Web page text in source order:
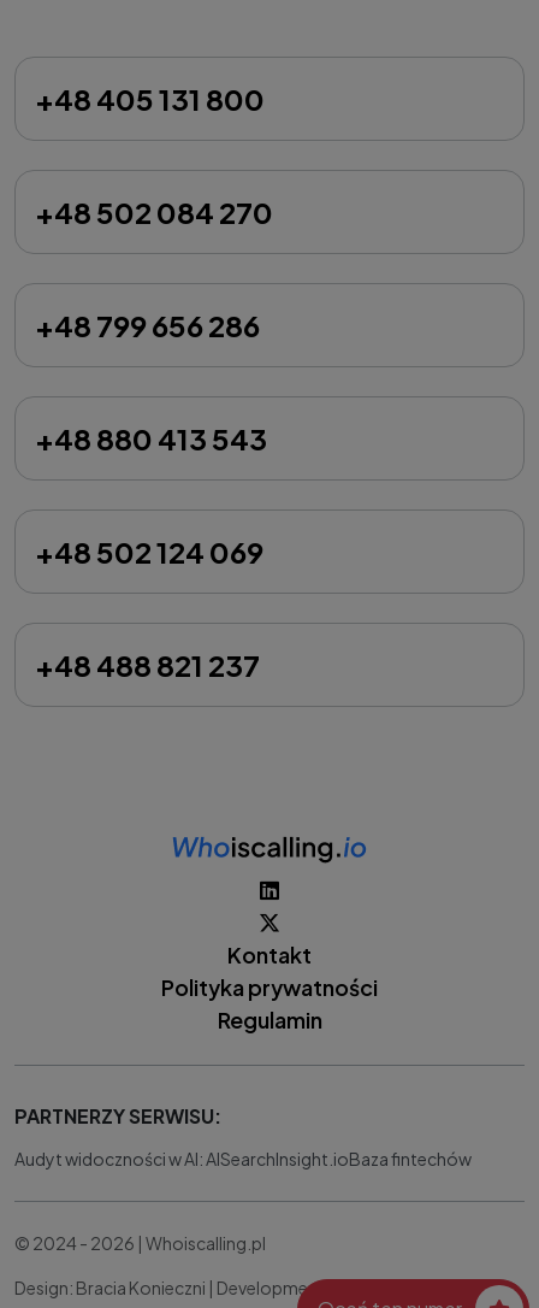
+48 405 131 800
+48 502 084 270
+48 799 656 286
+48 880 413 543
+48 502 124 069
+48 488 821 237
Kontakt
Polityka prywatności
Regulamin
PARTNERZY SERWISU:
Audyt widoczności w AI: AISearchInsight.ioBaza fintechów
© 2024 - 2026 | Whoiscalling.pl
Design: Bracia Konieczni | Development: